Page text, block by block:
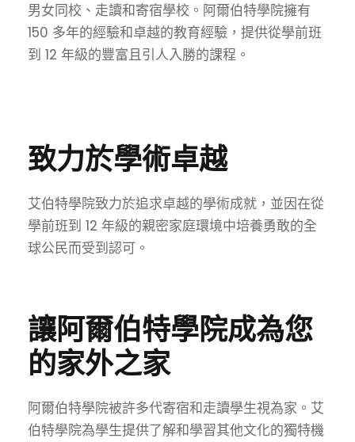
男女同校、走讀和寄宿學校。阿爾伯特學院擁有
150 多年的經驗和卓越的教育經驗，提供從學前班
到 12 年級的豐富且引人入勝的課程。
致力於學術卓越
艾伯特學院致力於追求卓越的學術成就，並因在從
學前班到 12 年級的親密家庭環境中培養勇敢的全
球公民而受到認可。
讓阿爾伯特學院成為您
的家外之家
阿爾伯特學院被許多代寄宿和走讀學生視為家。艾
伯特學院為學生提供了解和學習其他文化的獨特機